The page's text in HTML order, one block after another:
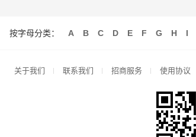
按字母分类： A B C D E F G H I
关于我们 联系我们 招商服务 使用协议